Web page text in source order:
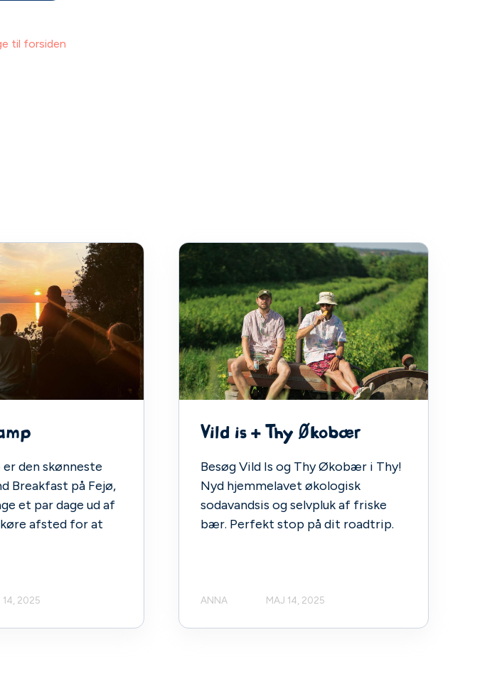
til forsiden
den skønneste
Breakfast på Fejø,
et par dage ud af
afsted for at
14, 2025
Vild is + Thy Økobær
Besøg Vild Is og Thy Økobær i Thy!
Nyd hjemmelavet økologisk
sodavandsis og selvpluk af friske
bær. Perfekt stop på dit roadtrip.
ANNA MAJ 14, 2025